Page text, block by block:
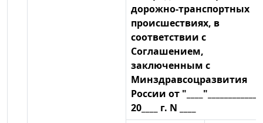
дорожно-транспортных
происшествиях, в
соответствии с
Соглашением,
заключенным с
Минздравсоцразвития
России от "____"____________
20____ г. N ____